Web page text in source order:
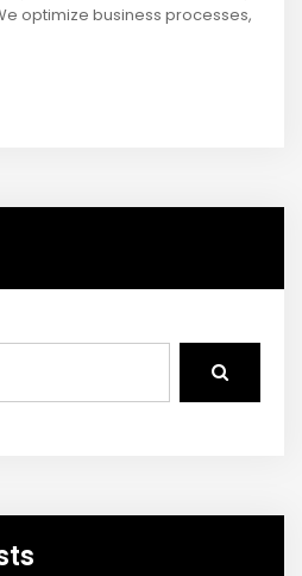
optimize business processes,